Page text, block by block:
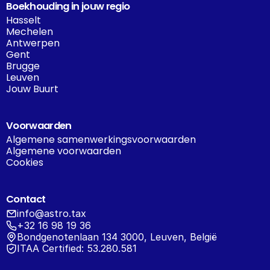
Boekhouding in jouw regio
Hasselt
Mechelen
Antwerpen
Gent
Brugge
Leuven
Jouw Buurt
Voorwaarden
Algemene samenwerkingsvoorwaarden
Algemene voorwaarden
Cookies
Contact
info@astro.tax
+32 16 98 19 36
Bondgenotenlaan 134 3000, Leuven, België
ITAA Certified: 53.280.581